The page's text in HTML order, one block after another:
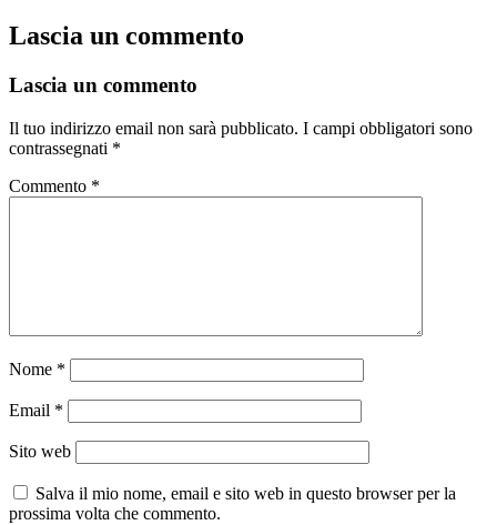
Lascia un commento
Lascia un commento
Il tuo indirizzo email non sarà pubblicato. I campi obbligatori sono
contrassegnati *
Commento *
Nome *
Email *
Sito web
Salva il mio nome, email e sito web in questo browser per la
prossima volta che commento.